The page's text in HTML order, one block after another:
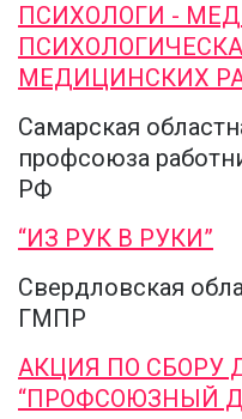
ПСИХОЛОГИ -
МЕДИЦИНСКИХ
Самарская
профсоюза
РФ
“ИЗ РУК В РУКИ”
Свердловская
ГМПР
АКЦИЯ ПО СБОРУ
“ПРОФСОЮЗНЫЙ